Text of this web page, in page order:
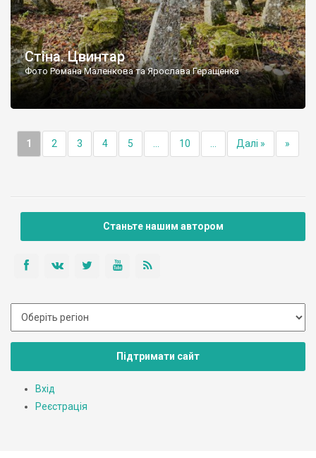
Стіна. Цвинтар
Фото Романа Маленкова та Ярослава Геращенка
1 2 3 4 5 10 Далі » »
Станьте нашим автором
Підтримати сайт
Вхід
Реєстрація